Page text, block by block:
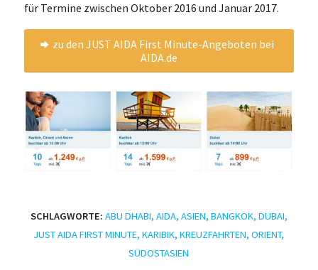
für Termine zwischen Oktober 2016 und Januar 2017.
zu den JUST AIDA First Minute-Angeboten bei
AIDA.de
SCHLAGWORTE: ABU DHABI, AIDA, ASIEN, BANGKOK, DUBAI,
JUST AIDA FIRST MINUTE,KARIBIK,KREUZFAHRTEN,ORIENT,
SÜDOSTASIEN